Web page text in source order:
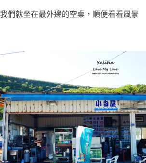
我們就坐在最外邊的空桌，順便看看風景